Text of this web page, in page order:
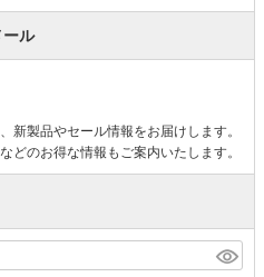
ル
新製品やセール情報をお届けします。
どのお得な情報もご案内いたします。